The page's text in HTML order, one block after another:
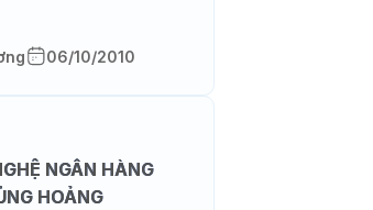
06/10/2010
NGÂN HÀNG
HOẢNG